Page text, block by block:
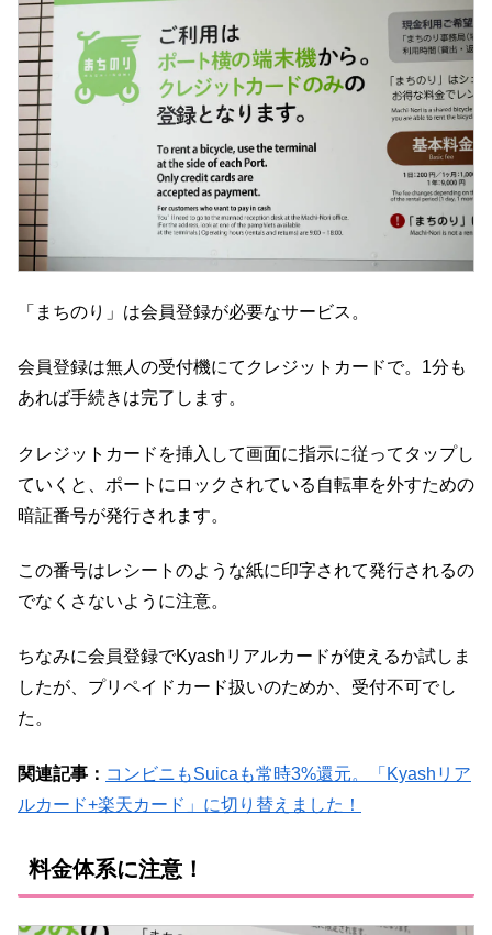
「まちのり」は会員登録が必要なサービス。
会員登録は無人の受付機にてクレジットカードで。1分も
あれば手続きは完了します。
クレジットカードを挿入して画面に指示に従ってタップし
ていくと、ポートにロックされている自転車を外すための
暗証番号が発行されます。
この番号はレシートのような紙に印字されて発行されるの
でなくさないように注意。
ちなみに会員登録でKyashリアルカードが使えるか試しま
したが、プリペイドカード扱いのためか、受付不可でし
た。
関連記事： コンビニもSuicaも常時3%還元。「Kyashリア
ルカード+楽天カード」に切り替えました！
料金体系に注意！